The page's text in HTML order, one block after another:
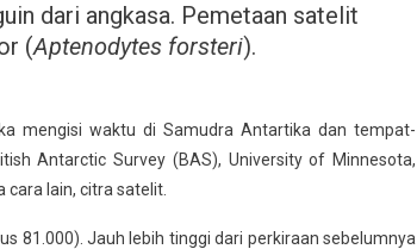
dari angkasa. Pemetaan satelit
(Aptenodytes forsteri).
mengisi waktu di Samudra Antartika dan tempat-
Antarctic Survey (BAS), University of Minnesota,
lain, citra satelit.
81.000). Jauh lebih tinggi dari perkiraan sebelumnya